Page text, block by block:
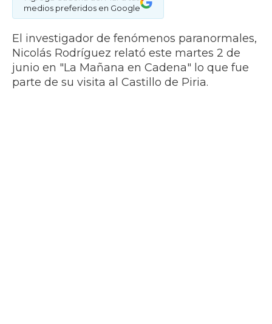
medios preferidos en Google
El investigador de fenómenos paranormales,
Nicolás Rodríguez relató este martes 2 de
junio en "La Mañana en Cadena" lo que fue
parte de su visita al Castillo de Piria.